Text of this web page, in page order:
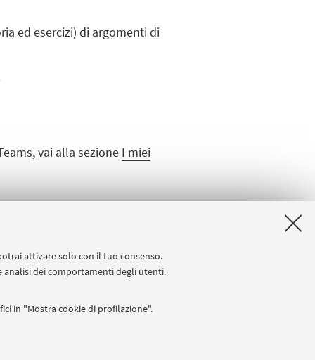
attivare solo con il tuo consenso.
analisi dei comportamenti degli utenti.
in "Mostra cookie di profilazione".
ed esercizi) di argomenti di
vai alla sezione I miei